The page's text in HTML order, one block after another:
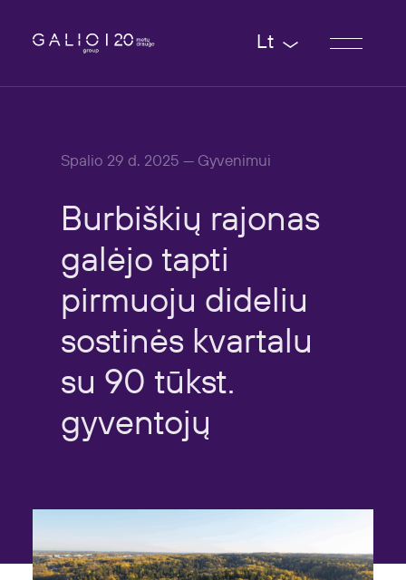
Lt
Spalio 29 d. 2025 — Gyvenimui
Burbiškių rajonas
galėjo tapti
pirmuoju dideliu
sostinės kvartalu
su 90 tūkst.
gyventojų